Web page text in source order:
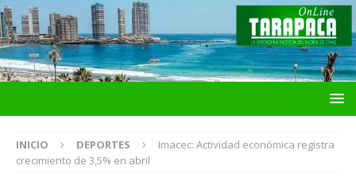
INICIO DEPORTES
Imacec: Actividad económica registra
crecimiento de 3,5% en abril